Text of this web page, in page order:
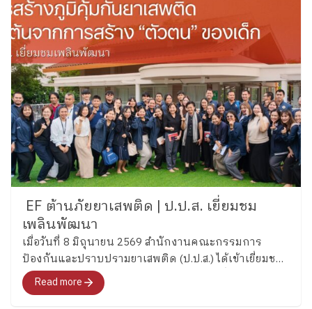
EF ต้านภัยยาเสพติด | ป.ป.ส. เยี่ยมชม
เพลินพัฒนา
เมื่อวันที่ 8 มิถุนายน 2569 สำนักงานคณะกรรมการ
ป้องกันและปราบปรามยาเสพติด (ป.ป.ส.) ได้เข้าเยี่ยมชม
และศึกษากระบวนการพัฒนาทักษะสมองเพื่อการจัดการ
ชีวิต (Executive Functions : EF) ของโรงเรียนเพลิน
Read more